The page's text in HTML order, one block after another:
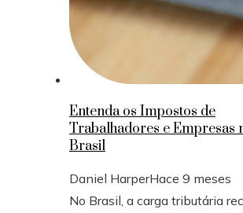
Entenda os Impostos de
Trabalhadores e Empresas
Brasil
Daniel HarperHace 9 meses
No Brasil, a carga tributária